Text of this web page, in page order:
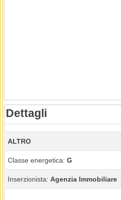
Dettagli
ALTRO
Classe energetica: G
Inserzionista: Agenzia Immobiliare